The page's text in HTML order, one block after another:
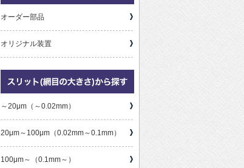
オーダー部品
オリジナル装置
～20μm（～0.02mm）
20μm～100μm（0.02mm～0.1mm）
100μm～（0.1mm～）